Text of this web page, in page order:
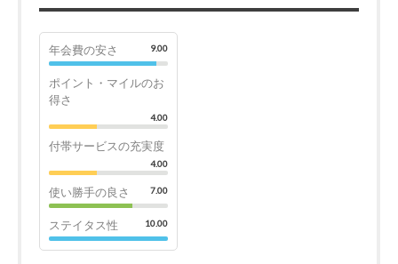
年会費の安さ 9.00
ポイント・マイルのお
得さ
4.00
付帯サービスの充実度
4.00
使い勝手の良さ 7.00
ステイタス性 10.00